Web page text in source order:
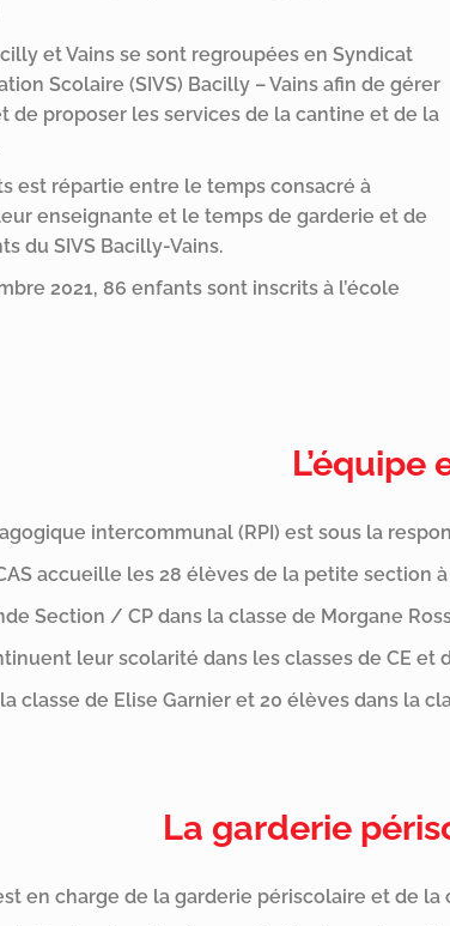
et Vains se sont regroupées en Syndicat
Scolaire (SIVS) Bacilly – Vains afin de gérer
de proposer les services de la cantine et de la
est répartie entre le temps consacré à
enseignante et le temps de garderie et de
du SIVS Bacilly-Vains.
2021, 86 enfants sont inscrits à l’école
L’équipe
intercommunal (RPI) est sous la
accueille les 28 élèves de la petite section
Section / CP dans la classe de Morgane
leur scolarité dans les classes de CE et
classe de Elise Garnier et 20 élèves dans la
La garderie
en charge de la garderie périscolaire et de